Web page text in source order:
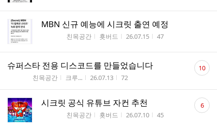
MBN 신규 예능에 시크릿 출연 예정
친목공간 작성자
횻버드 작성시간
26.07.15 조회수
47
슈퍼스타 전용 디스코드를 만들었습니다
친목공간 작성자
크루... 작성시간
26.07.13 조회수
72
댓
글10
시크릿 공식 유튜브 자컨 추천
친목공간 작성자
횻버드 작성시간
26.07.10 조회수
45
댓
글 6